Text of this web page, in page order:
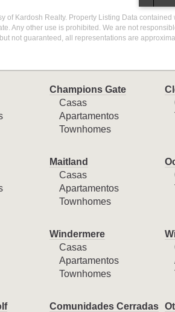
of Kardosh Realty. Property Listing Data
Any other use is prohibited. We are not
not guaranteed, all representations are
Champions Gate
Casas
Apartamentos
Townhomes
Maitland
Casas
Apartamentos
Townhomes
Windermere
Casas
Apartamentos
Townhomes
Comunidades Cerradas